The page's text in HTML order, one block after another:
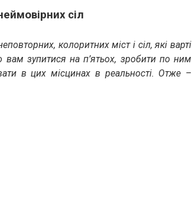
сіл
колоритних міст і сіл, які варті
вам зупитися на п’ятьох, зробити по ним
в цих місцинах в реальності. Отже –